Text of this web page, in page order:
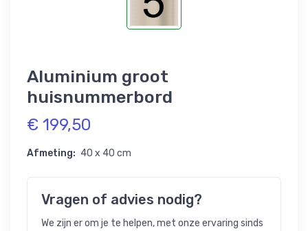
Aluminium groot
huisnummerbord
€ 199,50
Afmeting: 40 x 40 cm
Vragen of advies nodig?
We zijn er om je te helpen, met onze ervaring sinds